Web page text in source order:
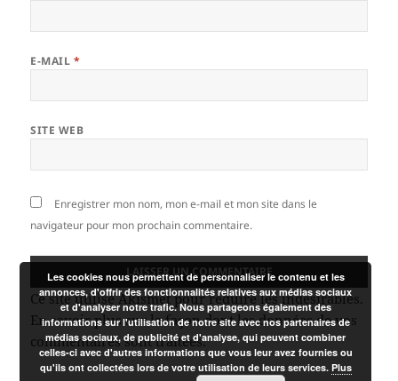
E-MAIL *
SITE WEB
Enregistrer mon nom, mon e-mail et mon site dans le
navigateur pour mon prochain commentaire.
Ce site utilise Akismet pour réduire les indésirables.
En savoir plus sur la façon dont les données de vos
commentaires sont traitées.
Les cookies nous permettent de personnaliser le contenu et les
annonces, d'offrir des fonctionnalités relatives aux médias sociaux
et d'analyser notre trafic. Nous partageons également des
informations sur l'utilisation de notre site avec nos partenaires de
médias sociaux, de publicité et d'analyse, qui peuvent combiner
celles-ci avec d'autres informations que vous leur avez fournies ou
qu'ils ont collectées lors de votre utilisation de leurs services. Plus